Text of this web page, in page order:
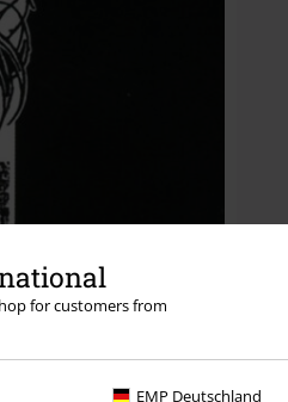
for customers from
EMP Deutschland